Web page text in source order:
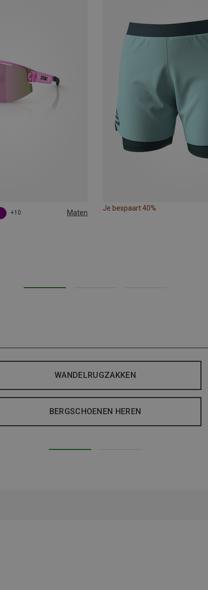
+10 Maten
Je bespaart 40%
WANDELRUGZAKKEN
BERGSCHOENEN HEREN